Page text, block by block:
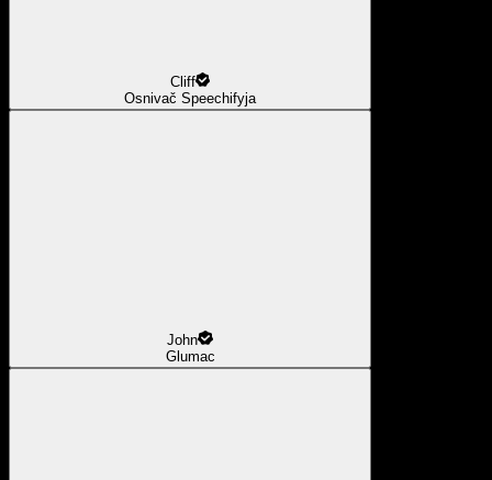
Cliff
Osnivač Speechifyja
John
Glumac